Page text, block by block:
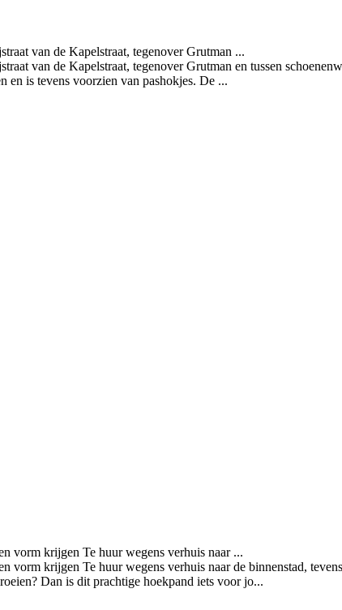
van de Kapelstraat, tegenover Grutman ...
van de Kapelstraat, tegenover Grutman en tussen
is tevens voorzien van pashokjes. De ...
vorm krijgen Te huur wegens verhuis naar ...
krijgen Te huur wegens verhuis naar de binnenstad,
Dan is dit prachtige hoekpand iets voor jo...